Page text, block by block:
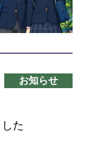
お知らせ
た